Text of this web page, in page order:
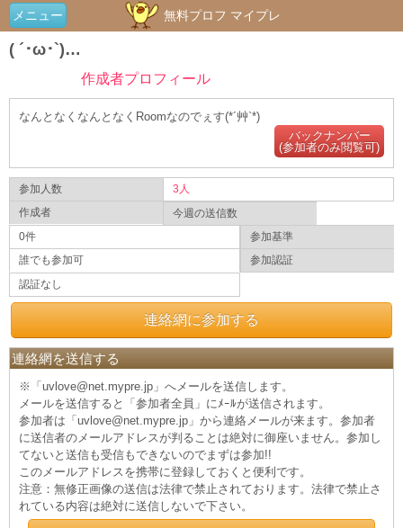
メニュー 無料プロフ マイプレ
( ´･ω･`)…
作成者プロフィール
なんとなくなんとなくRoomなのでぇす(*´艸`*)
バックナンバー
(参加者のみ閲覧可)
参加人数
3人
作成者
今週の送信数
0件
参加基準
誰でも参加可
参加認証
認証なし
連絡網に参加する
連絡網を送信する
※「uvlove@net.mypre.jp」へメールを送信します。
メールを送信すると「参加者全員」にﾒｰﾙが送信されます。
参加者は「uvlove@net.mypre.jp」から連絡メールが来ます。参加者
に送信者のメールアドレスが判ることは絶対に御座いません。参加し
てないと送信も受信もできないのでまずは参加!!
このメールアドレスを携帯に登録しておくと便利です。
注意：無修正画像の送信は法律で禁止されております。法律で禁止さ
れている内容は絶対に送信しないで下さい。